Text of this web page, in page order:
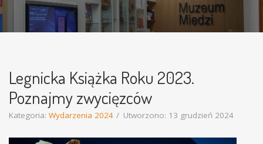
Legnicka Książka Roku 2023.
Poznajmy zwycięzców
Kategoria: Wydarzenia 2024 Utworzono: 13 grudzień 2024